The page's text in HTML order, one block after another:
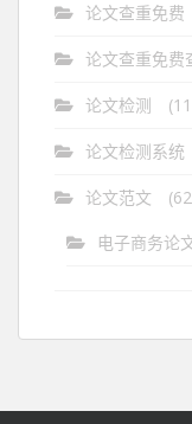
论文查重免费
论文查重免费
论文检测
论文检测系统
论文范文
电子商务论